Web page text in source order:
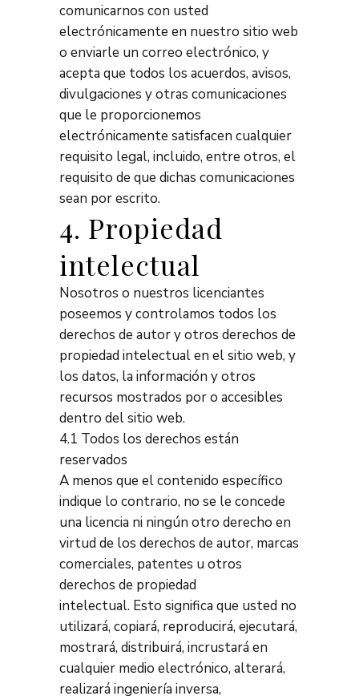
comunicarnos con usted
electrónicamente en nuestro sitio web
o enviarle un correo electrónico, y
acepta que todos los acuerdos, avisos,
divulgaciones y otras comunicaciones
que le proporcionemos
electrónicamente satisfacen cualquier
requisito legal, incluido, entre otros, el
requisito de que dichas comunicaciones
sean por escrito.
4. Propiedad
intelectual
Nosotros o nuestros licenciantes
poseemos y controlamos todos los
derechos de autor y otros derechos de
propiedad intelectual en el sitio web, y
los datos, la información y otros
recursos mostrados por o accesibles
dentro del sitio web.
4.1 Todos los derechos están
reservados
A menos que el contenido específico
indique lo contrario, no se le concede
una licencia ni ningún otro derecho en
virtud de los derechos de autor, marcas
comerciales, patentes u otros
derechos de propiedad
intelectual. Esto significa que usted no
utilizará, copiará, reproducirá, ejecutará,
mostrará, distribuirá, incrustará en
cualquier medio electrónico, alterará,
realizará ingeniería inversa,